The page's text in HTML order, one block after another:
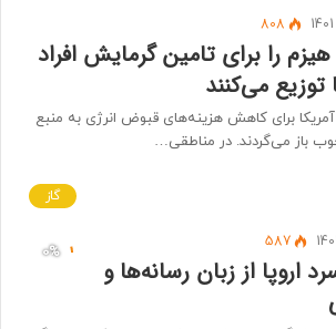
808
را برای تامین گرمایش افراد
توزیع می‌کنند
آمریکا برای کاهش هزینه‌های قبوض انرژی به منبع
باز می‌گردند. در مناطقی…
گاز
587
اروپا از زبان رسانه‌ها و